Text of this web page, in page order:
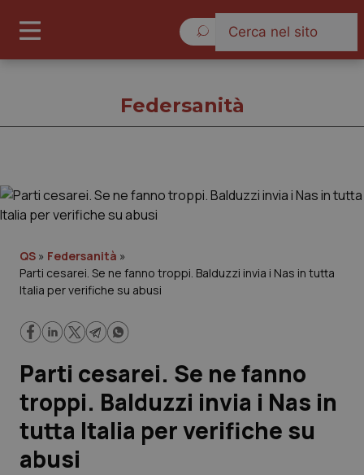
Governo e Parlamento
Regioni e Asl
Lavoro e Professioni
Scienza e Farmaci
Studi e Analisi
Federsanità
QS » Federsanità »
Parti cesarei. Se ne fanno troppi. Balduzzi invia i Nas in tutta
Italia per verifiche su abusi
Parti cesarei. Se ne fanno
troppi. Balduzzi invia i Nas in
tutta Italia per verifiche su
abusi